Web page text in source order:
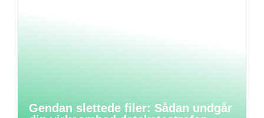
Gendan slettede filer: Sådan undgår